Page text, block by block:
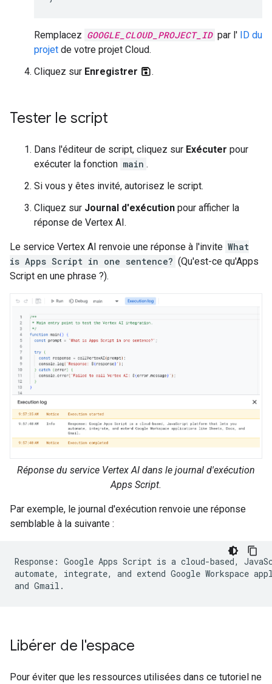
Remplacez GOOGLE_CLOUD_PROJECT_ID par l' ID du
projet de votre projet Cloud.
Cliquez sur Enregistrer .
Tester le script
Dans l'éditeur de script, cliquez sur Exécuter pour
exécuter la fonction main .
Si vous y êtes invité, autorisez le script.
Cliquez sur Journal d'exécution pour afficher la
réponse de Vertex AI.
Le service Vertex AI renvoie une réponse à l'invite What
is Apps Script in one sentence? (Qu'est-ce qu'Apps
Script en une phrase ?).
Réponse du service Vertex AI dans le journal d'exécution
Apps Script.
Par exemple, le journal d'exécution renvoie une réponse
semblable à la suivante :
Response: Google Apps Script is a cloud-based,
automate, integrate, and extend Google Workspace
Libérer de l'espace
Pour éviter que les ressources utilisées dans ce tutoriel ne